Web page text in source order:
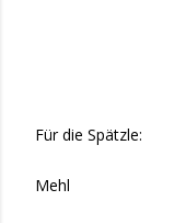
Für die Spätzle:
Mehl